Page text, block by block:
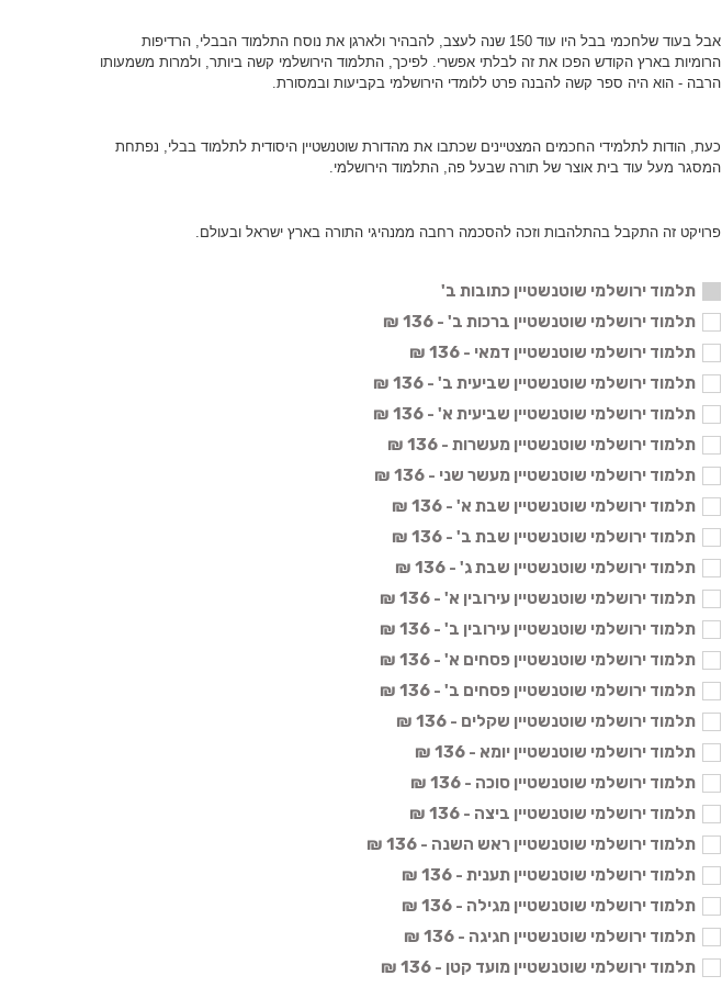
אבל בעוד שלחכמי בבל היו עוד 150 שנה לעצב, להבהיר ולארגן את נוסח התלמוד הבבלי, הרדיפות
הרומיות בארץ הקודש הפכו את זה לבלתי אפשרי. לפיכך, התלמוד הירושלמי קשה ביותר, ולמרות משמעותו
הרבה - הוא היה ספר קשה להבנה פרט ללומדי הירושלמי בקביעות ובמסורת.
כעת, הודות לתלמידי החכמים המצטיינים שכתבו את מהדורת שוטנשטיין היסודית לתלמוד בבלי, נפתחת
המסגר מעל עוד בית אוצר של תורה שבעל פה, התלמוד הירושלמי.
פרויקט זה התקבל בהתלהבות וזכה להסכמה רחבה ממנהיגי התורה בארץ ישראל ובעולם.
תלמוד ירושלמי שוטנשטיין כתובות ב'
תלמוד ירושלמי שוטנשטיין ברכות ב' - 136 ₪
תלמוד ירושלמי שוטנשטיין דמאי - 136 ₪
תלמוד ירושלמי שוטנשטיין שביעית ב' - 136 ₪
תלמוד ירושלמי שוטנשטיין שביעית א' - 136 ₪
תלמוד ירושלמי שוטנשטיין מעשרות - 136 ₪
תלמוד ירושלמי שוטנשטיין מעשר שני - 136 ₪
תלמוד ירושלמי שוטנשטיין שבת א' - 136 ₪
תלמוד ירושלמי שוטנשטיין שבת ב' - 136 ₪
תלמוד ירושלמי שוטנשטיין שבת ג' - 136 ₪
תלמוד ירושלמי שוטנשטיין עירובין א' - 136 ₪
תלמוד ירושלמי שוטנשטיין עירובין ב' - 136 ₪
תלמוד ירושלמי שוטנשטיין פסחים א' - 136 ₪
תלמוד ירושלמי שוטנשטיין פסחים ב' - 136 ₪
תלמוד ירושלמי שוטנשטיין שקלים - 136 ₪
תלמוד ירושלמי שוטנשטיין יומא - 136 ₪
תלמוד ירושלמי שוטנשטיין סוכה - 136 ₪
תלמוד ירושלמי שוטנשטיין ביצה - 136 ₪
תלמוד ירושלמי שוטנשטיין ראש השנה - 136 ₪
תלמוד ירושלמי שוטנשטיין תענית - 136 ₪
תלמוד ירושלמי שוטנשטיין מגילה - 136 ₪
תלמוד ירושלמי שוטנשטיין חגיגה - 136 ₪
תלמוד ירושלמי שוטנשטיין מועד קטן - 136 ₪